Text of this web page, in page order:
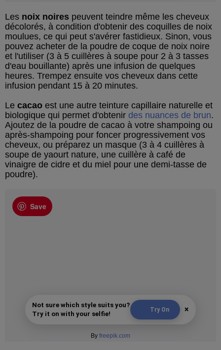
Les noix noires peuvent teindre même les cheveux
décolorés, à condition d'obtenir des coquilles de noix
moulues, ce qui peut s'avérer fastidieux. Sinon, vous
pouvez acheter de la poudre de coque de noix noire
et l'utiliser (3 à 5 cuillères à soupe pour 2 à 3 tasses
d'eau bouillante) après une infusion de quelques
heures. Trempez ensuite vos cheveux dans cette
infusion pendant 15 à 20 minutes.
Le cacao est une autre teinture capillaire naturelle et
biologique qui permet d'obtenir des nuances de brun.
Ajoutez de la poudre de cacao à votre shampoing ou
après-shampoing pour foncer progressivement vos
cheveux, ou préparez un masque (3 à 4 cuillères à
soupe de yaourt nature, une cuillère à café de
vinaigre de cidre et du miel pour une demi-tasse de
poudre).
Save
Not sure which style suits you?
Try it on with your selfie!
Try On ×
By freepik.com